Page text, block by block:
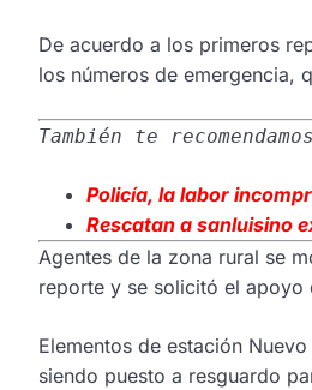
De acuerdo a los primeros
los números de emergencia,
También te
Policía, la labor
Rescatan a sanluisino
Agentes de la zona rural se
reporte y se solicitó el apoyo
Elementos de estación
siendo puesto a resguardo